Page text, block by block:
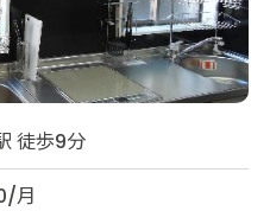
徒歩9分
月